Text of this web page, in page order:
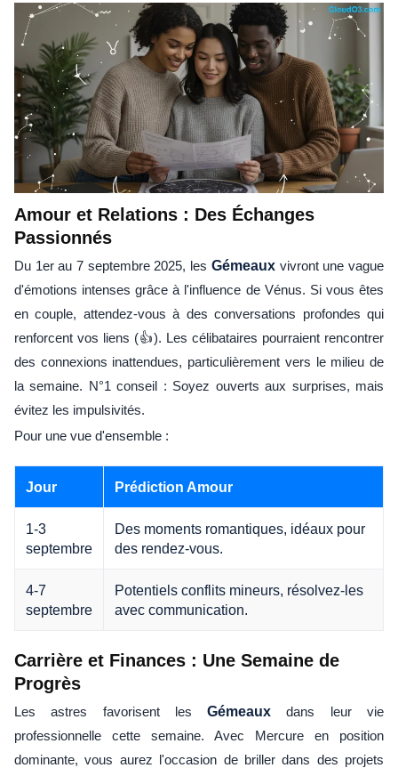
Amour et Relations : Des Échanges
Passionnés
Du 1er au 7 septembre 2025, les Gémeauxvivront une vague
d'émotions intenses grâce à l'influence de Vénus. Si vous êtes
en couple, attendez-vous à des conversations profondes qui
renforcent vos liens (👍). Les célibataires pourraient rencontrer
des connexions inattendues, particulièrement vers le milieu de
la semaine. N°1 conseil : Soyez ouverts aux surprises, mais
évitez les impulsivités.
Pour une vue d'ensemble :
Jour Prédiction Amour
1-3
septembre
Des moments romantiques, idéaux pour
des rendez-vous.
4-7
septembre
Potentiels conflits mineurs, résolvez-les
avec communication.
Carrière et Finances : Une Semaine de
Progrès
Les astres favorisent lesGémeaux dans leur vie
professionnelle cette semaine. Avec Mercure en position
dominante, vous aurez l'occasion de briller dans des projets